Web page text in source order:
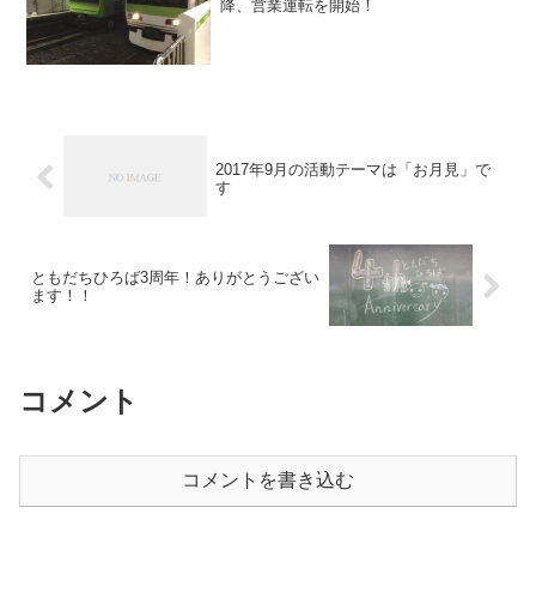
降、営業運転を開始！
2017年9月の活動テーマは「お月見」で
す
ともだちひろば3周年！ありがとうござい
ます！！
コメント
コメントを書き込む